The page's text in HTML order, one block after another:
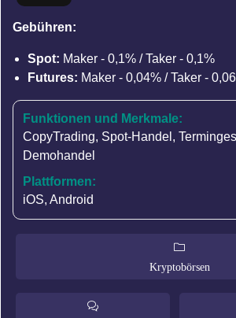
Gebühren:
Spot: Maker - 0,1% / Taker - 0,1%
Futures: Maker - 0,04% / Taker -
Funktionen und Merkmale:
CopyTrading, Spot-Handel ,
Demohandel
Plattformen:
iOS, Android
Kryptobörsen